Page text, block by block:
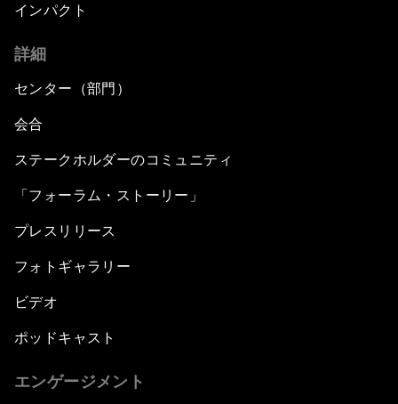
インパクト
詳細
センター（部門）
会合
ステークホルダーのコミュニティ
「フォーラム・ストーリー」
プレスリリース
フォトギャラリー
ビデオ
ポッドキャスト
エンゲージメント